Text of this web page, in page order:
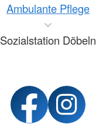
Ambulante Pflege
Sozialstation Döbeln